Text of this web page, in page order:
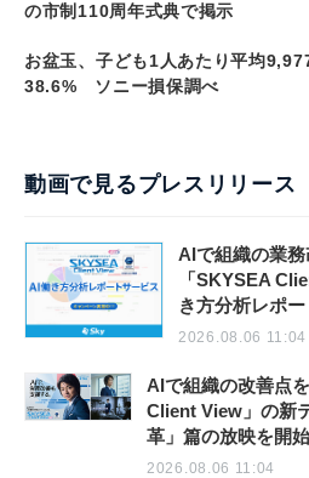
の市制110周年式典で掲示
お盆玉、子ども1人あたり平均
38.6% ソニー損保調べ
動画で見るプレスリリース
AIで組織の業務
「SKYSEA
き方分析レポ
2026.08.06 11:04
AIで組織の改善点
Client View」の新
革」篇の放映を開始
2026.08.06 11:04